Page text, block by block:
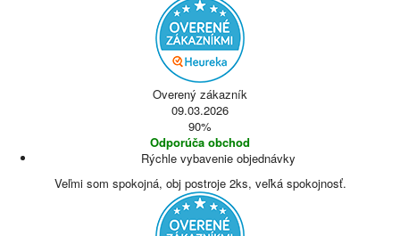
Overený zákazník
09.03.2026
90%
Odporúča obchod
Rýchle vybavenie objednávky
Veľmi som spokojná, obj postroje 2ks, veľká spokojnosť.